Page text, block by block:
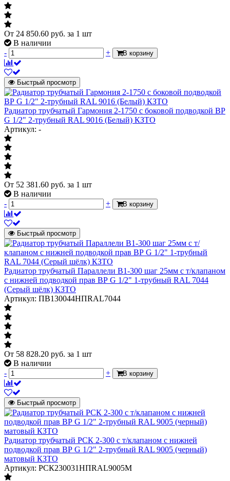
Элемент термостатический
Крепеж
Количество труб в одной секции
2
Цвет
Давление рабочее
10 бар
Испытательное давление
25 бар
Межосевое расстояние
Межосевое расстояние (нижние
подключение)
Высота радиатора
Глубина радиатора
Вес секции
Объем воды секции
1.077 л
Масса нетто
Страна происхождения
Россия
Количество секций
14 секций
Артикул
ПВ2200014НRAL7044
От 24 850.60 руб. за 1 шт
В наличии
-
+ В корзину
Быстрый просмотр
Радиатор трубчатый Гармония 2-1750 с боковой подводкой ВР
G 1/2" 2-трубный RAL 9016 (Белый) КЗТО
Артикул: -
От 52 381.60 руб. за 1 шт
В наличии
-
+ В корзину
Быстрый просмотр
Радиатор трубчатый Параллели В1-300 шаг 25мм с т/клапаном
с нижней подводкой прав ВР G 1/2" 1-трубный RAL 7044
(Серый шёлк) КЗТО
Артикул: ПВ130044НПRAL7044
От 58 828.20 руб. за 1 шт
В наличии
-
+ В корзину
Быстрый просмотр
Радиатор трубчатый РСК 2-300 с т/клапаном с нижней
подводкой прав ВР G 1/2" 2-трубный RAL 9005 (черный)
матовый КЗТО
Артикул: РСК230031НПRAL9005M